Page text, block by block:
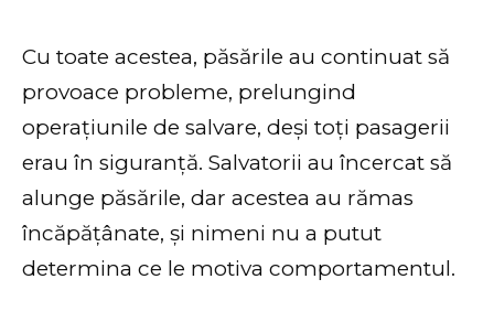
Cu toate acestea, păsările au continuat să
provoace probleme, prelungind
operațiunile de salvare, deși toți pasagerii
erau în siguranță. Salvatorii au încercat să
alunge păsările, dar acestea au rămas
încăpățânate, și nimeni nu a putut
determina ce le motiva comportamentul.